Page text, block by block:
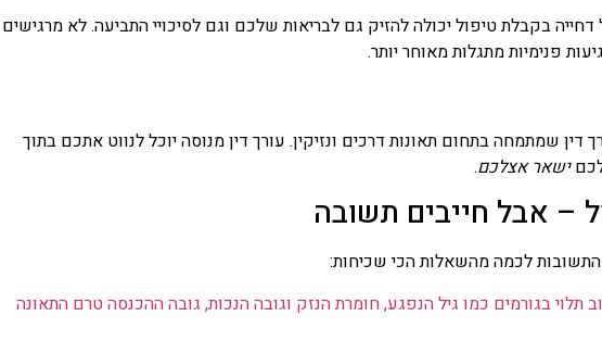
בקבלת טיפול יכולה להזיק גם לבריאות שלכם וגם לסיכויי התביעה. לא מרגישים
פנימיות מתגלות מאוחר יותר.
שמתמחה בתחום תאונות דרכים ונזיקין. עורך דין מנוסה יוכל לנווט אתכם בתוך
ישאר אצלכם.
– אבל חייבים תשובה
לכמה מהשאלות הכי שכיחות:
תלוי בגורמים כמו גיל הנפגע, חומרת הנזק וגובה הנכות, גובה ההכנסה טרם התאונה